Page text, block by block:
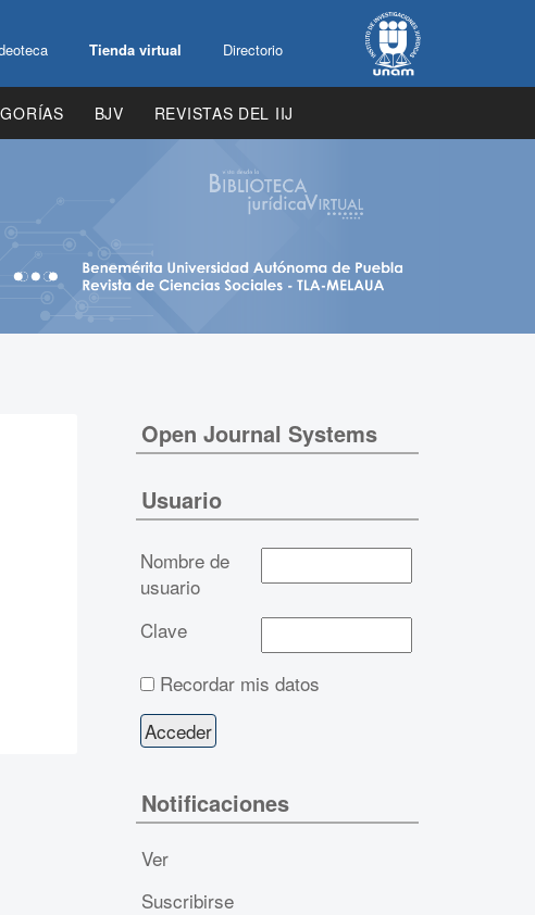
Tienda virtual Directorio
BJV REVISTAS DEL IIJ
Open Journal Systems
Usuario
Nombre de
usuario
Clave
Recordar mis datos
Notificaciones
Ver
Suscribirse